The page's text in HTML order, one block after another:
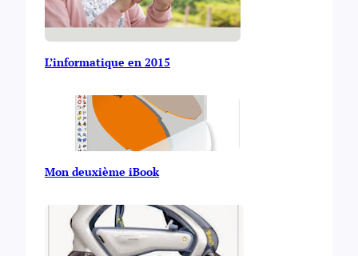
L’informatique en 2015
Mon deuxième iBook